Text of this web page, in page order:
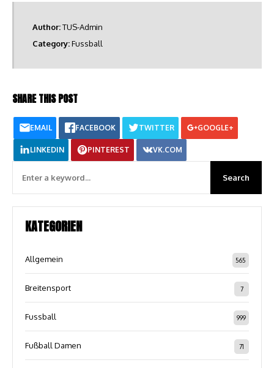
Author:TUS-Admin
Category:Fussball
SHARE THIS POST
EMAIL FACEBOOK TWITTER GOOGLE+
LINKEDIN PINTEREST VK.COM
KATEGORIEN
Allgemein 565
Breitensport 7
Fussball 999
Fußball Damen 71